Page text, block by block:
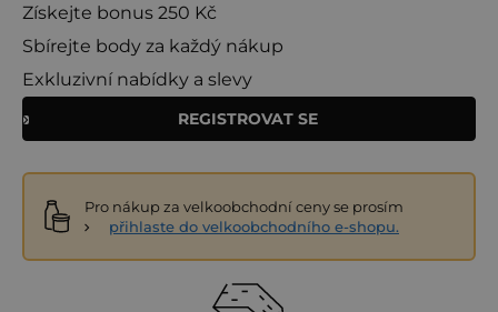
Získejte bonus 250 Kč
Sbírejte body za každý nákup
Exkluzivní nabídky a slevy
REGISTROVAT SE
Pro nákup za velkoobchodní ceny se prosím
přihlaste do velkoobchodního e-shopu.